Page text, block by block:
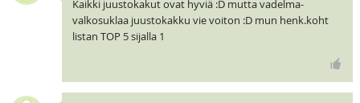
Kaikki juustokakut ovat hyviä :D mutta vadelma-
valkosuklaa juustokakku vie voiton :D mun henk.koht
listan TOP 5 sijalla 1